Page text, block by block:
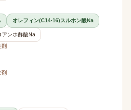
オレフィン(C14-16)スルホン酸Na
アンホ酢酸Na